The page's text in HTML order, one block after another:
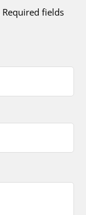
Required fields